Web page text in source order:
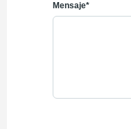
Mensaje*